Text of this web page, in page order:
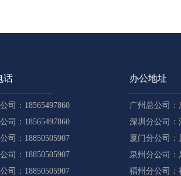
话
司：18565497860
司：18565497860
司：18850505907
司：18850505907
司：18850505907
办公地址
广州总公司：
深圳分公司：
厦门分公司：
泉州分公司：
福州分公司：